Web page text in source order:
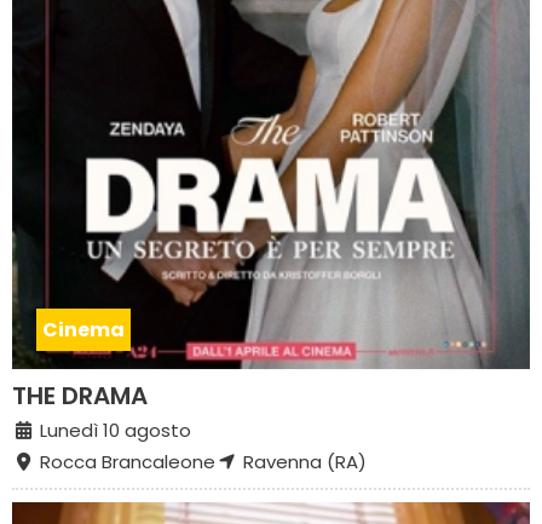
Cinema
THE DRAMA
Lunedì 10 agosto
Rocca Brancaleone
Ravenna (RA)